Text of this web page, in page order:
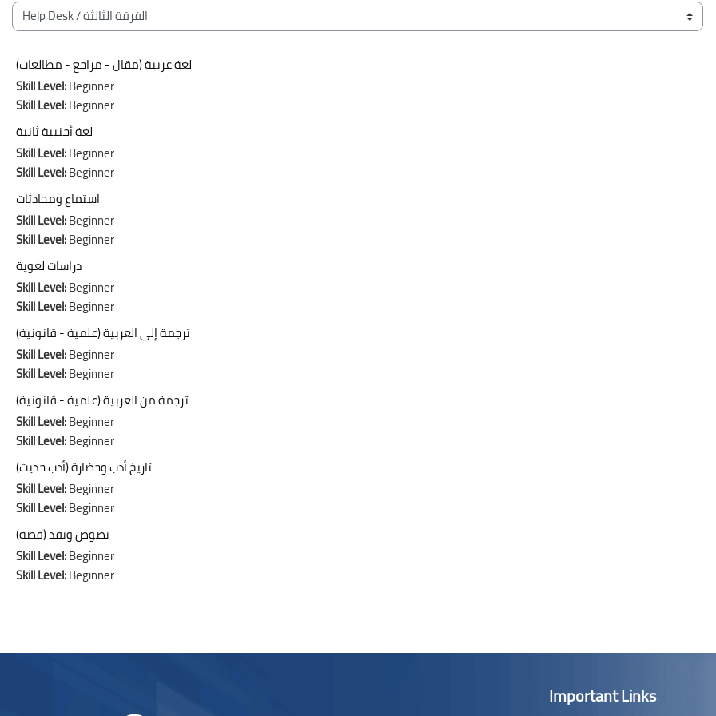
Categorías
لغة عربية (مقال - مراجع - مطالعات)
Skill Level:Beginner
Skill Level:Beginner
لغة أجنبية ثانية
Skill Level:Beginner
Skill Level:Beginner
استماع ومحادثات
Skill Level:Beginner
Skill Level:Beginner
دراسات لغوية
Skill Level:Beginner
Skill Level:Beginner
ترجمة إلى العربية (علمية - قانونية)
Skill Level:Beginner
Skill Level:Beginner
ترجمة من العربية (علمية - قانونية)
Skill Level:Beginner
Skill Level:Beginner
تاريخ أدب وحضارة (أدب حديث)
Skill Level:Beginner
Skill Level:Beginner
نصوص ونقد (قصة)
Skill Level:Beginner
Skill Level:Beginner
Bloques
Important Links